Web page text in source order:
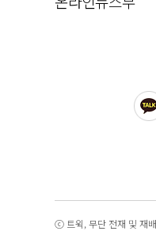
ⓒ 트윅, 무단 전재 및 재